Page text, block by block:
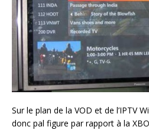
Sur le plan de la VOD et de l’IPTV
donc pal figure par rapport à la